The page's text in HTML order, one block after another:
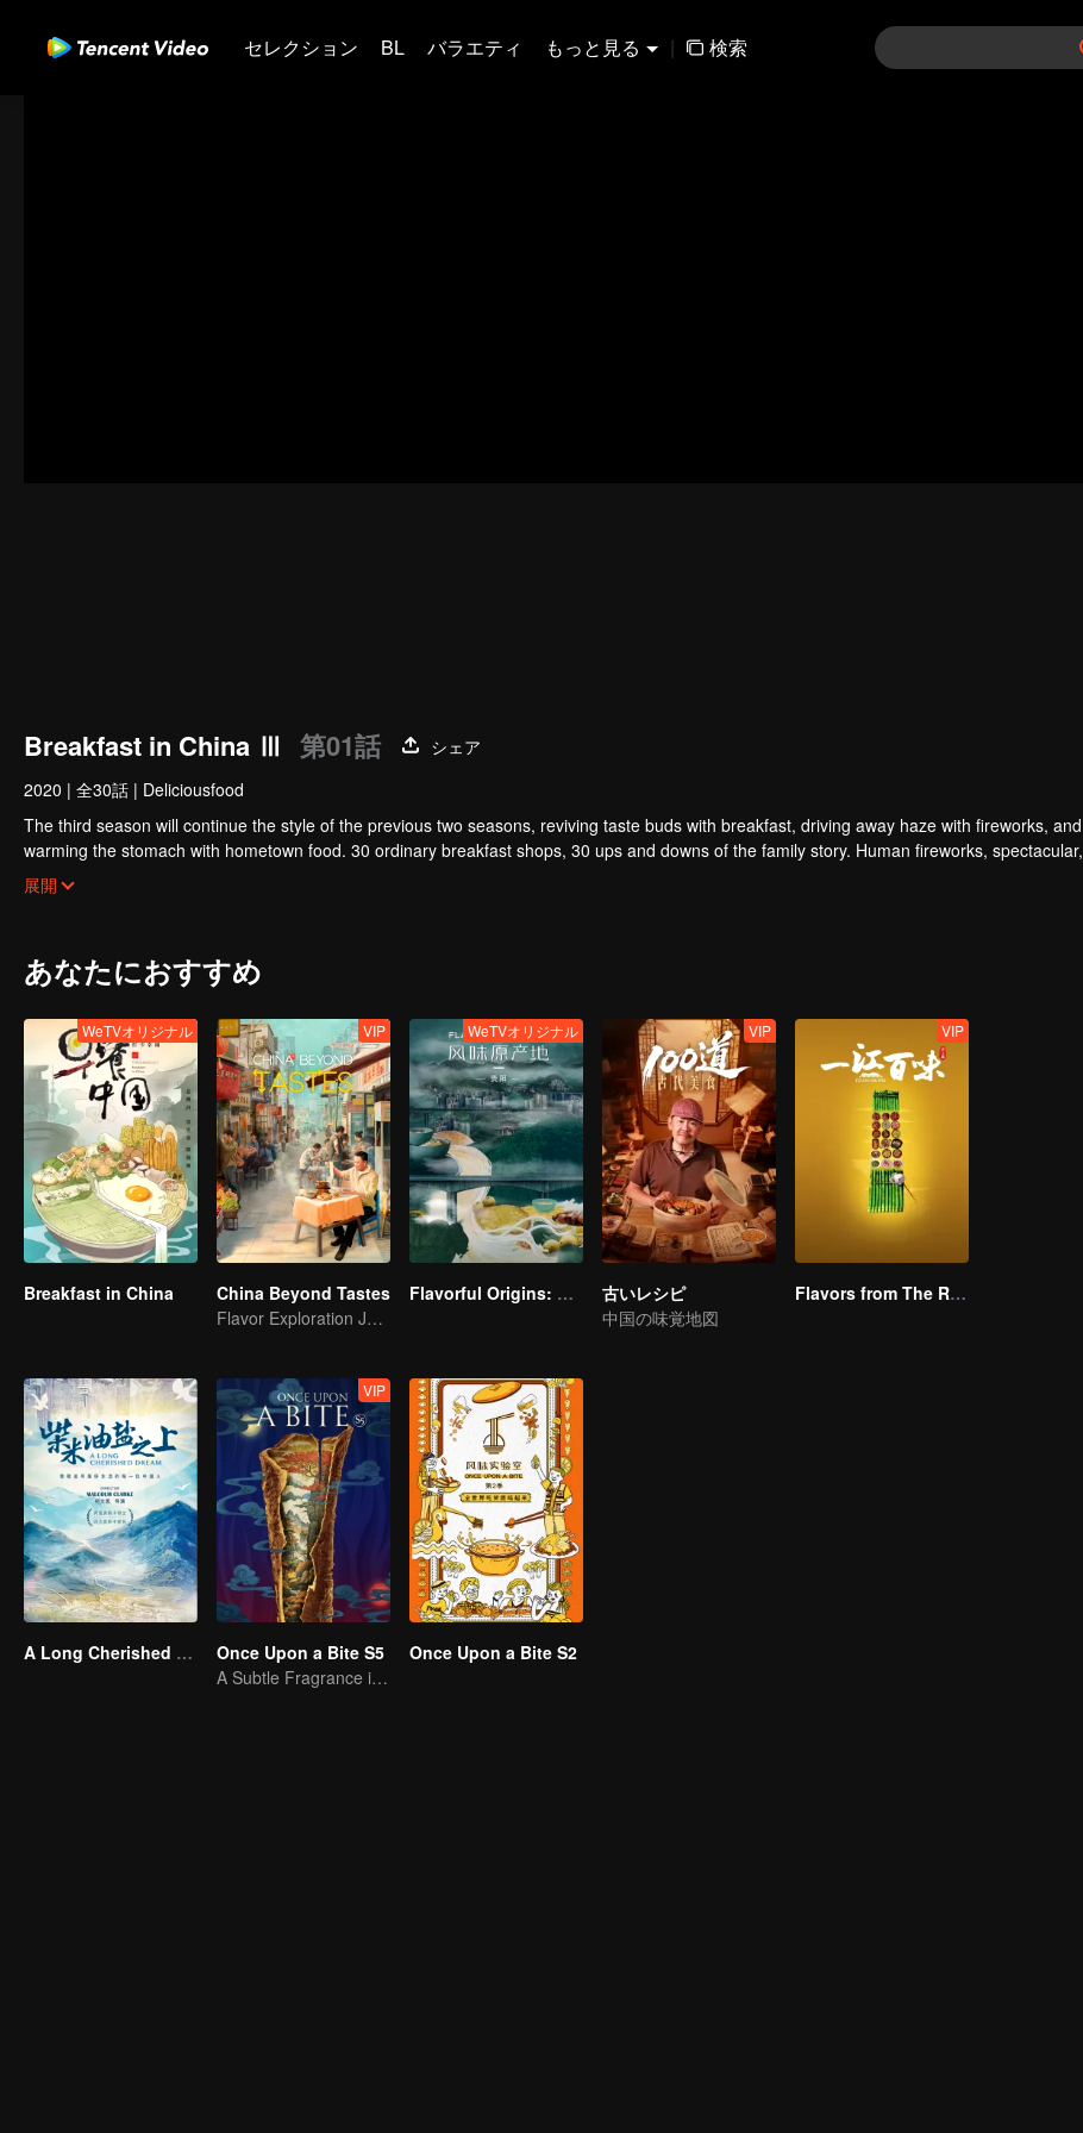
セレクション BL バラエティ もっと見る | 検索
Breakfast in China Ⅲ 第01話
シェア
2020 | 全30話 | Deliciousfood
The third season will continue the style of the previous two seasons, reviving taste buds with breakfast, driving away haze with fireworks, and
warming the stomach with hometown food. 30 ordinary breakfast shops, 30 ups and downs of the family story. Human fireworks, spectacular,
ordinary life has bitter tears, but the arrival of comfort is equally overwhelming. Please believe that the sun will rise tomorrow.
展開
あなたにおすすめ
WeTVオリジナル
Breakfast in China
VIP
China Beyond Tastes
Flavor Exploration Journey of Chen Xiaoqing
WeTVオリジナル
Flavorful Origins: Gui Yang
VIP
古いレシピ
中国の味覚地図
VIP
Flavors from The River
A Long Cherished Dream
VIP
Once Upon a Bite S5
A Subtle Fragrance in Flavor
Once Upon a Bite S2